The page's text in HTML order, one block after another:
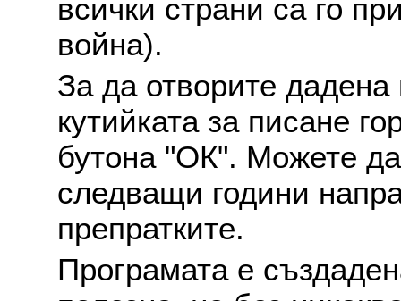
всички страни са го
война).
За да отворите
кутийката за писане
бутона "ОК". Можете
следващи години
препратките.
Програмата е